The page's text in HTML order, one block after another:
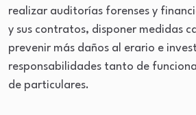
realizar auditorías forenses y
y sus contratos, disponer medidas
prevenir más daños al erario e
responsabilidades tanto de
de particulares.